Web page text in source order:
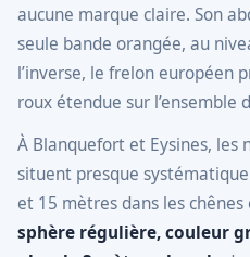
aucune marque claire. Son
seule bande orangée, au
l’inverse, le frelon européen
roux étendue sur l’ensemble
À Blanquefort et Eysines, les
situent presque
et 15 mètres dans les chênes
sphère régulière, couleur